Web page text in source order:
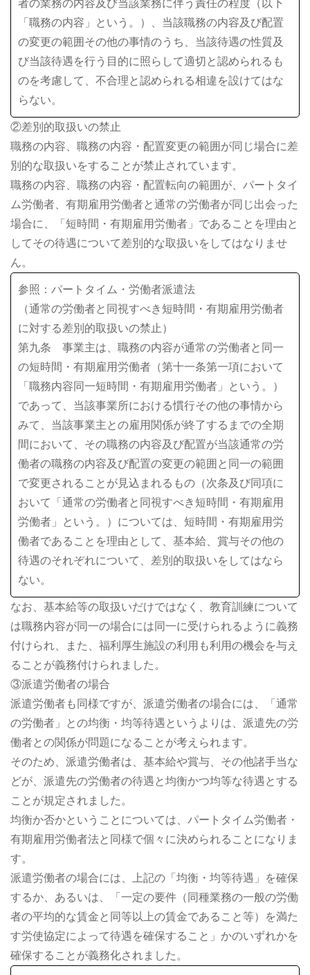
者の業務の内容及び当該業務に伴う責任の程度（以下
「職務の内容」という。）、当該職務の内容及び配置
の変更の範囲その他の事情のうち、当該待遇の性質及
び当該待遇を行う目的に照らして適切と認められるも
のを考慮して、不合理と認められる相違を設けてはな
らない。
②差別的取扱いの禁止
職務の内容、職務の内容・配置変更の範囲が同じ場合に差
別的な取扱いをすることが禁止されています。
職務の内容、職務の内容・配置転向の範囲が、パートタイ
ム労働者、有期雇用労働者と通常の労働者が同じ出会った
場合に、「短時間・有期雇用労働者」であることを理由と
してその待遇について差別的な取扱いをしてはなりませ
ん。
参照：パートタイム・労働者派遣法
（通常の労働者と同視すべき短時間・有期雇用労働者
に対する差別的取扱いの禁止）
第九条 事業主は、職務の内容が通常の労働者と同一
の短時間・有期雇用労働者（第十一条第一項において
「職務内容同一短時間・有期雇用労働者」という。）
であって、当該事業所における慣行その他の事情から
みて、当該事業主との雇用関係が終了するまでの全期
間において、その職務の内容及び配置が当該通常の労
働者の職務の内容及び配置の変更の範囲と同一の範囲
で変更されることが見込まれるもの（次条及び同項に
おいて「通常の労働者と同視すべき短時間・有期雇用
労働者」という。）については、短時間・有期雇用労
働者であることを理由として、基本給、賞与その他の
待遇のそれぞれについて、差別的取扱いをしてはなら
ない。
なお、基本給等の取扱いだけではなく、教育訓練について
は職務内容が同一の場合には同一に受けられるように義務
付けられ、また、福利厚生施設の利用も利用の機会を与え
ることが義務付けられました。
③派遣労働者の場合
派遣労働者も同様ですが、派遣労働者の場合には、「通常
の労働者」との均衡・均等待遇というよりは、派遣先の労
働者との関係が問題になることが考えられます。
そのため、派遣労働者は、基本給や賞与、その他諸手当な
どが、派遣先の労働者の待遇と均衡かつ均等な待遇とする
ことが規定されました。
均衡か否かということについては、パートタイム労働者・
有期雇用労働者法と同様で個々に決められることになりま
す。
派遣労働者の場合には、上記の「均衡・均等待遇」を確保
するか、あるいは、「一定の要件（同種業務の一般の労働
者の平均的な賃金と同等以上の賃金であること等）を満た
す労使協定によって待遇を確保すること」かのいずれかを
確保することが義務化されました。